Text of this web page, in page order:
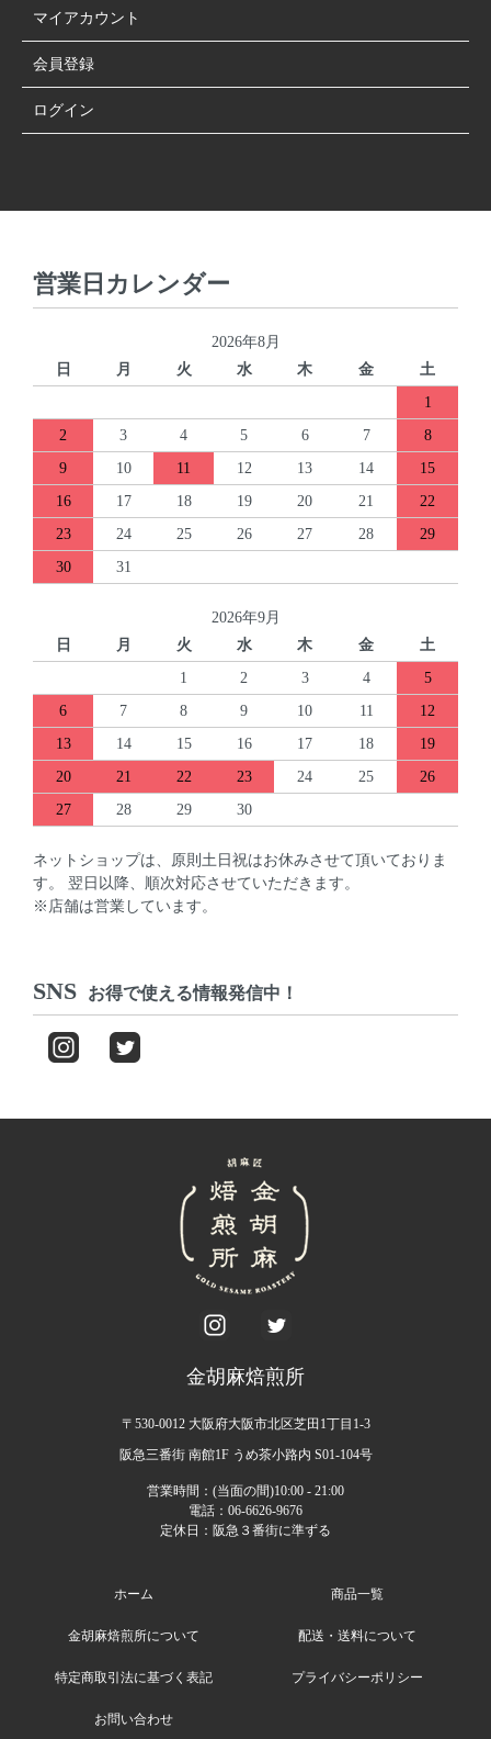
マイアカウント
会員登録
ログイン
営業日カレンダー
2026年8月
日
月 火 水 木 金
土
1
2
3 4 5 6 7
8
9
10 11 12 13 14
15
16
17 18 19 20 21
22
23
24 25 26 27 28
29
30
31
2026年9月
日
月 火 水 木 金
土
1
2 3 4
5
6
7 8 9 10 11
12
13
14 15 16 17 18
19
20
21 22 23 24 25
26
27
28 29 30
ネットショップは、原則土日祝はお休みさせて頂いておりま
す。 翌日以降、順次対応させていただきます。
※店舗は営業しています。
SNS お得で使える情報発信中！
金胡麻焙煎所
〒530-0012 大阪府大阪市北区芝田1丁目1-3
阪急三番街 南館1F うめ茶小路内 S01-104号
営業時間：(当面の間)10:00 - 21:00
電話：06-6626-9676
定休日：阪急３番街に準ずる
ホーム 商品一覧
金胡麻焙煎所について 配送・送料について
特定商取引法に基づく表記 プライバシーポリシー
お問い合わせ